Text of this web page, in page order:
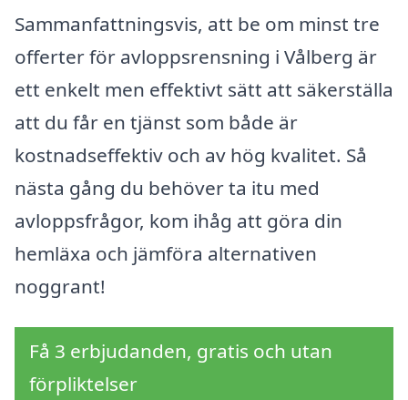
Sammanfattningsvis, att be om minst tre
offerter för avloppsrensning i Vålberg är
ett enkelt men effektivt sätt att säkerställa
att du får en tjänst som både är
kostnadseffektiv och av hög kvalitet. Så
nästa gång du behöver ta itu med
avloppsfrågor, kom ihåg att göra din
hemläxa och jämföra alternativen
noggrant!
Få 3 erbjudanden, gratis och utan
förpliktelser